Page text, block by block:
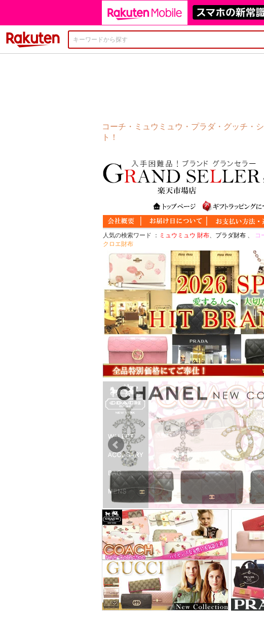
コーチ・ミュウミュウ・プラダ・グッチ・
ト！
人気の検索ワード ： ミュウミュウ 財布、 プラダ財布 、 コ
クロエ財布